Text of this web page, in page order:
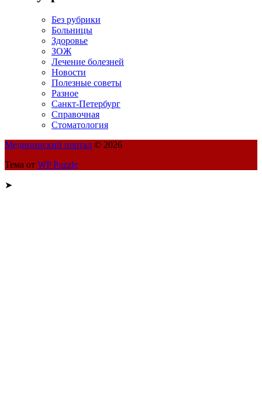
Без рубрики
Больницы
Здоровье
ЗОЖ
Лечение болезней
Новости
Полезные советы
Разное
Санкт-Петербург
Справочная
Стоматология
Медицинский портал © 2026
Тема от WP Puzzle
➤